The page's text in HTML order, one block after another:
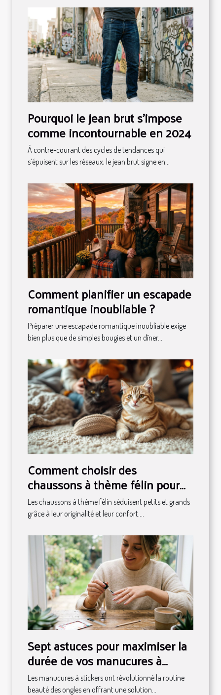
Pourquoi le jean brut s’impose
comme incontournable en 2024
À contre-courant des cycles de tendances qui
s’épuisent sur les réseaux, le jean brut signe en...
Comment planifier un escapade
romantique inoubliable ?
Préparer une escapade romantique inoubliable exige
bien plus que de simples bougies et un dîner...
Comment choisir des
chaussons à thème félin pour
toute la famille ?
Les chaussons à thème félin séduisent petits et grands
grâce à leur originalité et leur confort....
Sept astuces pour maximiser la
durée de vos manucures à
stickers
Les manucures à stickers ont révolutionné la routine
beauté des ongles en offrant une solution...